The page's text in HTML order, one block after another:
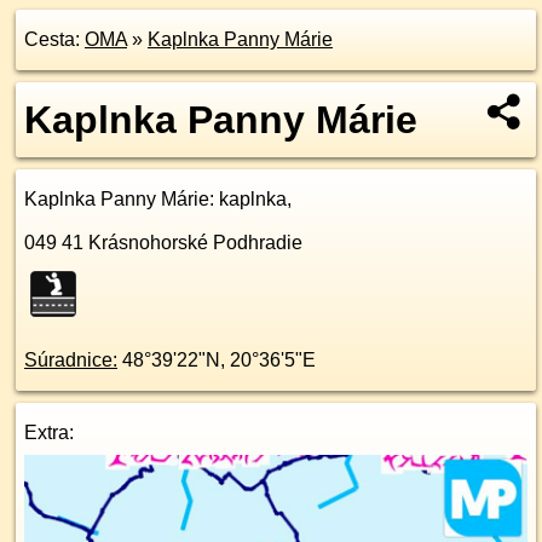
Cesta: OMA» Kaplnka Panny Márie
Kaplnka Panny Márie
Kaplnka Panny Márie: kaplnka,
049 41 Krásnohorské Podhradie
Súradnice: 48°39'22"N , 20°36'5"E
Extra: